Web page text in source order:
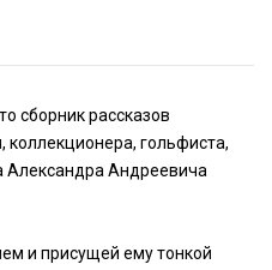
сборник рассказов
коллекционера, гольфиста,
Александра Андреевича
и присущей ему тонкой